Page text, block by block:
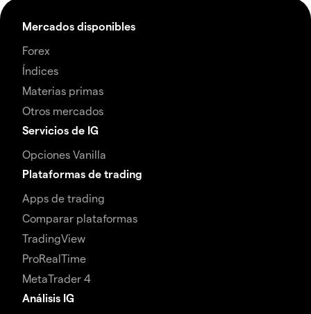
Mercados disponibles
Forex
Índices
Materias primas
Otros mercados
Servicios de IG
Opciones Vanilla
Plataformas de trading
Apps de trading
Comparar plataformas
TradingView
ProRealTime
MetaTrader 4
Análisis IG